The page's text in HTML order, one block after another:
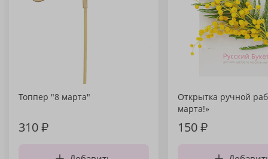
Топпер "8 марта"
310₽
Открытка ручной
марта!»
150₽